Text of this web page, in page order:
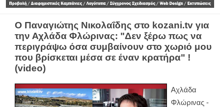
Ο Παναγιώτης Νικολαΐδης στο kozani.tv για
την Αχλάδα Φλώρινας: "Δεν ξέρω πως να
περιγράψω όσα συμβαίνουν στο χωριό μου
που βρίσκεται μέσα σε έναν κρατήρα" !
(video)
Αχλάδα
Φλώρινας -